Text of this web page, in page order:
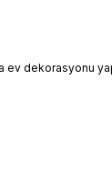
dekorasyonu